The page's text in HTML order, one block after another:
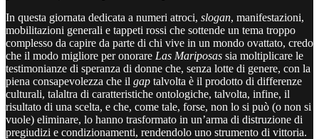
In questa giornata dedicata a numeri atroci, slogan, manifestazioni,
mobilitazioni generali e tappeti rossi che sottende un tema troppo
complesso da capire da parte di chi vive in un mondo ovattato, credo
che il modo migliore per onorare Las Mariposas sia moltiplicare le
testimonianze di speranza di donne che, senza lotte di genere, con la
piena consapevolezza che il gap talvolta è il prodotto di differenze
culturali, talaltra di caratteristiche ontologiche, talvolta, infine, il
risultato di una scelta, e che, come tale, forse, non lo si può (o non si
vuole) eliminare, lo hanno trasformato in un’arma di distruzione di
pregiudizi e condizionamenti, rendendolo uno strumento di vittoria.